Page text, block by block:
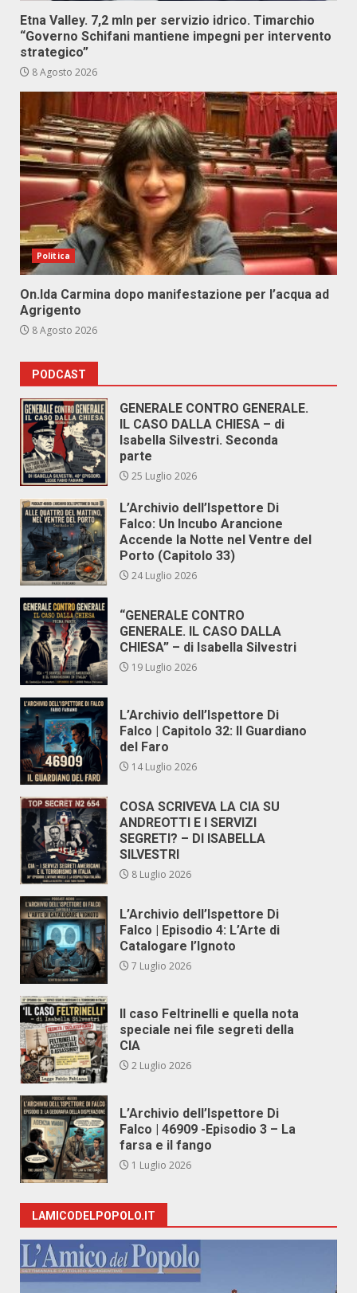
Etna Valley. 7,2 mln per servizio idrico. Timarchio
“Governo Schifani mantiene impegni per intervento
strategico”
8 Agosto 2026
Politica
On.Ida Carmina dopo manifestazione per l’acqua ad
Agrigento
8 Agosto 2026
PODCAST
GENERALE CONTRO GENERALE.
IL CASO DALLA CHIESA – di
Isabella Silvestri. Seconda
parte
25 Luglio 2026
L’Archivio dell’Ispettore Di
Falco: Un Incubo Arancione
Accende la Notte nel Ventre del
Porto (Capitolo 33)
24 Luglio 2026
“GENERALE CONTRO
GENERALE. IL CASO DALLA
CHIESA” – di Isabella Silvestri
19 Luglio 2026
L’Archivio dell’Ispettore Di
Falco | Capitolo 32: Il Guardiano
del Faro
14 Luglio 2026
COSA SCRIVEVA LA CIA SU
ANDREOTTI E I SERVIZI
SEGRETI? – DI ISABELLA
SILVESTRI
8 Luglio 2026
L’Archivio dell’Ispettore Di
Falco | Episodio 4: L’Arte di
Catalogare l’Ignoto
7 Luglio 2026
Il caso Feltrinelli e quella nota
speciale nei file segreti della
CIA
2 Luglio 2026
L’Archivio dell’Ispettore Di
Falco | 46909 -Episodio 3 – La
farsa e il fango
1 Luglio 2026
LAMICODELPOPOLO.IT